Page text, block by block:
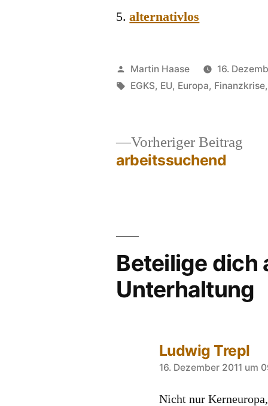
alternativlos
Veröffentlicht
von
Martin Haase
16.
Schlagwörter:
EGKS, EU, Europa, Finanzkrise
Beitragsnavigation
Vorheriger Beitrag
arbeitssuchend
Beteilige dich
Unterhaltung
Ludwig Trepl
sagt:
16. Dezember 2011 um
Nicht nur